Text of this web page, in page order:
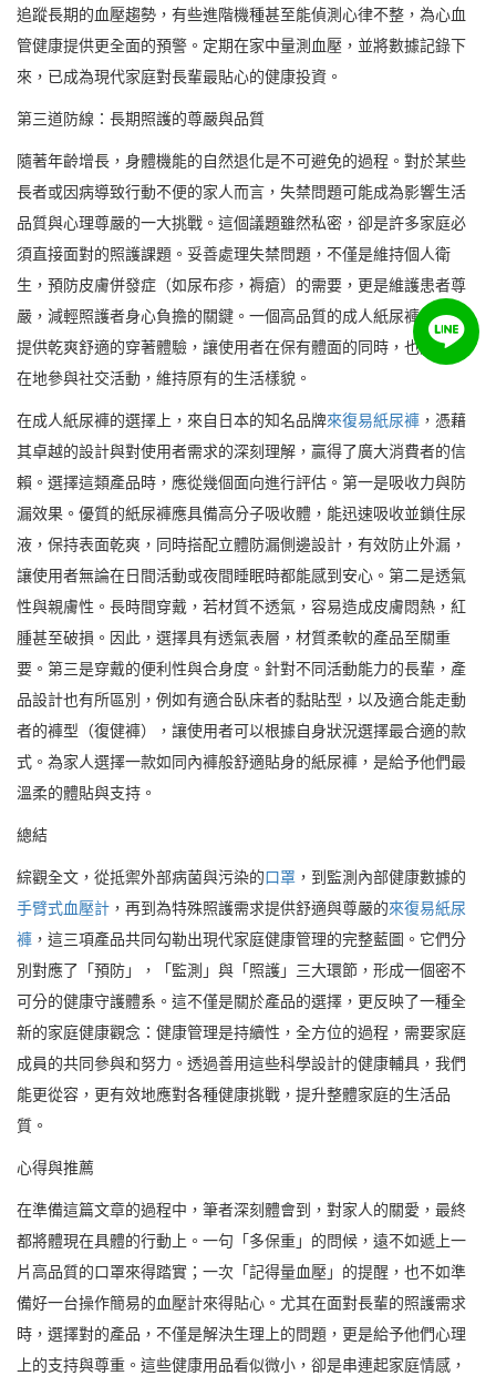
追蹤長期的血壓趨勢，有些進階機種甚至能偵測心律不整，為心血
管健康提供更全面的預警。定期在家中量測血壓，並將數據記錄下
來，已成為現代家庭對長輩最貼心的健康投資。
第三道防線：長期照護的尊嚴與品質
隨著年齡增長，身體機能的自然退化是不可避免的過程。對於某些
長者或因病導致行動不便的家人而言，失禁問題可能成為影響生活
品質與心理尊嚴的一大挑戰。這個議題雖然私密，卻是許多家庭必
須直接面對的照護課題。妥善處理失禁問題，不僅是維持個人衛
生，預防皮膚併發症（如尿布疹，褥瘡）的需要，更是維護患者尊
嚴，減輕照護者身心負擔的關鍵。一個高品質的成人紙尿褲，能夠
提供乾爽舒適的穿著體驗，讓使用者在保有體面的同時，也能更自
在地參與社交活動，維持原有的生活樣貌。
在成人紙尿褲的選擇上，來自日本的知名品牌來復易紙尿褲 ，憑藉
其卓越的設計與對使用者需求的深刻理解，贏得了廣大消費者的信
賴。選擇這類產品時，應從幾個面向進行評估。第一是吸收力與防
漏效果。優質的紙尿褲應具備高分子吸收體，能迅速吸收並鎖住尿
液，保持表面乾爽，同時搭配立體防漏側邊設計，有效防止外漏，
讓使用者無論在日間活動或夜間睡眠時都能感到安心。第二是透氣
性與親膚性。長時間穿戴，若材質不透氣，容易造成皮膚悶熱，紅
腫甚至破損。因此，選擇具有透氣表層，材質柔軟的產品至關重
要。第三是穿戴的便利性與合身度。針對不同活動能力的長輩，產
品設計也有所區別，例如有適合臥床者的黏貼型，以及適合能走動
者的褲型（復健褲），讓使用者可以根據自身狀況選擇最合適的款
式。為家人選擇一款如同內褲般舒適貼身的紙尿褲，是給予他們最
溫柔的體貼與支持。
總結
綜觀全文，從抵禦外部病菌與污染的口罩 ，到監測內部健康數據的
手臂式血壓計 ，再到為特殊照護需求提供舒適與尊嚴的來復易紙尿
褲 ，這三項產品共同勾勒出現代家庭健康管理的完整藍圖。它們分
別對應了「預防」，「監測」與「照護」三大環節，形成一個密不
可分的健康守護體系。這不僅是關於產品的選擇，更反映了一種全
新的家庭健康觀念：健康管理是持續性，全方位的過程，需要家庭
成員的共同參與和努力。透過善用這些科學設計的健康輔具，我們
能更從容，更有效地應對各種健康挑戰，提升整體家庭的生活品
質。
心得與推薦
在準備這篇文章的過程中，筆者深刻體會到，對家人的關愛，最終
都將體現在具體的行動上。一句「多保重」的問候，遠不如遞上一
片高品質的口罩來得踏實；一次「記得量血壓」的提醒，也不如準
備好一台操作簡易的血壓計來得貼心。尤其在面對長輩的照護需求
時，選擇對的產品，不僅是解決生理上的問題，更是給予他們心理
上的支持與尊重。這些健康用品看似微小，卻是串連起家庭情感，